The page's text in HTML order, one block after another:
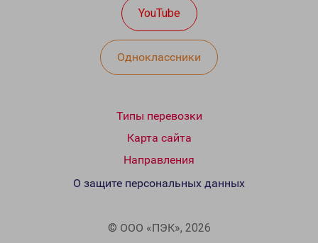
YouTube
Одноклассники
Типы перевозки
Карта сайта
Направления
© ООО «ПЭК», 2026
О защите персональных данных